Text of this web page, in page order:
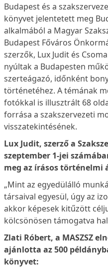
Budapest és a
könyvet jelentetett meg
alkalmából a Magyar
Budapest Főváros
szerzők, Lux Judit és
nyúltak a Budapesten
szerteágazó, időnként
történetéhez. A témának
fotókkal is illusztrált 68
forrása a szakszervezeti
visszatekintésének.
Lux Judit, szerző a
szeptember 1-jei
meg az írásos történelmi
„Mint az egyedülálló
társaival egyesül, úgy az
akkor képesek kitűzött
kölcsönösen támogatva
Zlati Róbert, a MASZSZ
ajánlotta az 500
könyvet: